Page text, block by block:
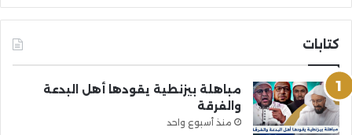
كتابات
مباهلة بيزنطية يقودها أهل البدعة
والفرقة
منذ أسبوع واحد